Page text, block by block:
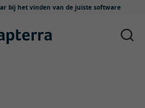
bij het vinden van de juiste software